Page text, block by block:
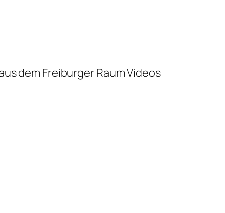
dem Freiburger Raum Videos